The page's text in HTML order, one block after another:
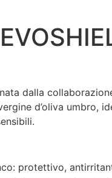
dalla
d’oliva umbro,
protettivo,